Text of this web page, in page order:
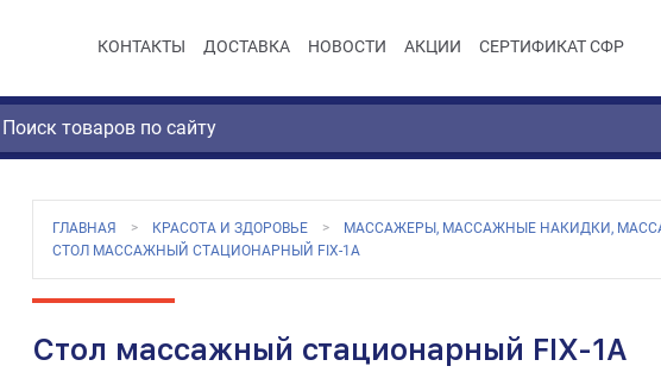
КОНТАКТЫ ДОСТАВКА НОВОСТИ АКЦИИ СЕРТИФИКАТ СФР
ГЛАВНАЯ КРАСОТА И ЗДОРОВЬЕ МАССАЖЕРЫ, МАССАЖНЫЕ НАКИДКИ,
СТОЛ МАССАЖНЫЙ СТАЦИОНАРНЫЙ FIX-1A
Стол массажный стационарный FIX-1A